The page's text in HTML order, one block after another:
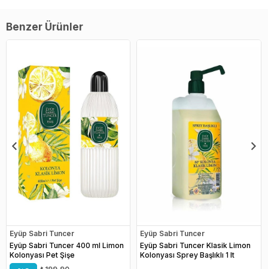
Benzer Ürünler
Eyüp Sabri Tuncer
Eyüp Sabri Tuncer 400 ml Limon
Kolonyası Pet Şişe
Eyüp Sabri Tuncer
Eyüp Sabri Tuncer Klasik Limon
Kolonyası Sprey Başlıklı 1 lt